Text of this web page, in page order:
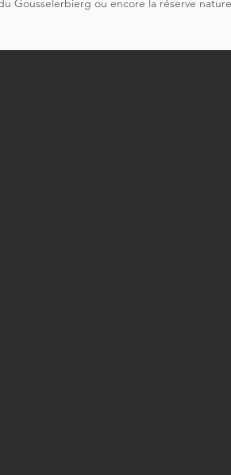
Gousselerbierg ou encore la réserve